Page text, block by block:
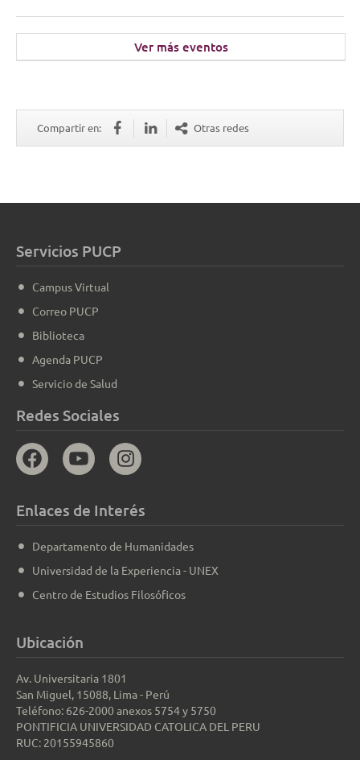
Ver más eventos
Compartir en: Otras redes
Servicios PUCP
Campus Virtual
Correo PUCP
Biblioteca
Agenda PUCP
Servicio de Salud
Redes Sociales
Enlaces de Interés
Departamento de Humanidades
Universidad de la Experiencia - UNEX
Centro de Estudios Filosóficos
Ubicación
Av. Universitaria 1801
San Miguel, 15088, Lima - Perú
Teléfono: 626-2000 anexos 5754 y 5750
PONTIFICIA UNIVERSIDAD CATOLICA DEL PERU
RUC: 20155945860